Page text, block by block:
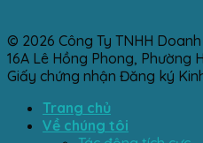
© 2026 Công Ty TNHH
16A Lê Hồng Phong, Phường
Giấy chứng nhận Đăng ký
Trang chủ
Về chúng tôi